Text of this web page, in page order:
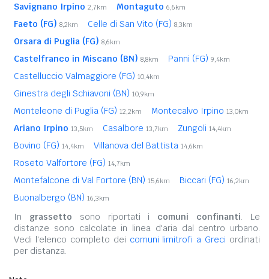
Savignano Irpino 2,7km Montaguto 6,6km
Faeto (FG) 8,2km Celle di San Vito (FG) 8,3km
Orsara di Puglia (FG) 8,6km
Castelfranco in Miscano (BN) 8,8km Panni (FG) 9,4km
Castelluccio Valmaggiore (FG) 10,4km
Ginestra degli Schiavoni (BN) 10,9km
Monteleone di Puglia (FG) 12,2km Montecalvo Irpino 13,0km
Ariano Irpino 13,5km Casalbore 13,7km Zungoli 14,4km
Bovino (FG) 14,4km Villanova del Battista 14,6km
Roseto Valfortore (FG) 14,7km
Montefalcone di Val Fortore (BN) 15,6km Biccari (FG) 16,2km
Buonalbergo (BN) 16,3km
In grassetto sono riportati i comuni confinanti. Le
distanze sono calcolate in linea d'aria dal centro urbano.
Vedi l'elenco completo dei comuni limitrofi a Greci ordinati
per distanza.